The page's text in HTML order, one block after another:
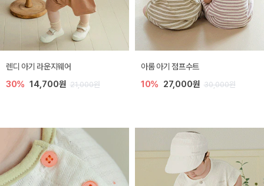
렌디 아기 라운지웨어
30% 14,700원 21,000원
아롬 아기 점프수트
10% 27,000원 30,000원